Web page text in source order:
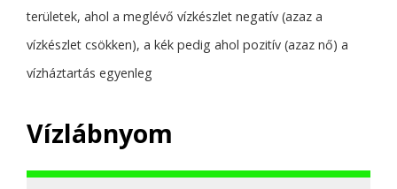
területek, ahol a meglévő vízkészlet negatív (azaz a
vízkészlet csökken), a kék pedig ahol pozitív (azaz nő) a
vízháztartás egyenleg
Vízlábnyom